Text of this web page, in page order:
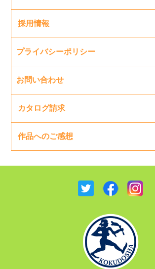
採用情報
プライバシーポリシー
お問い合わせ
カタログ請求
作品へのご感想